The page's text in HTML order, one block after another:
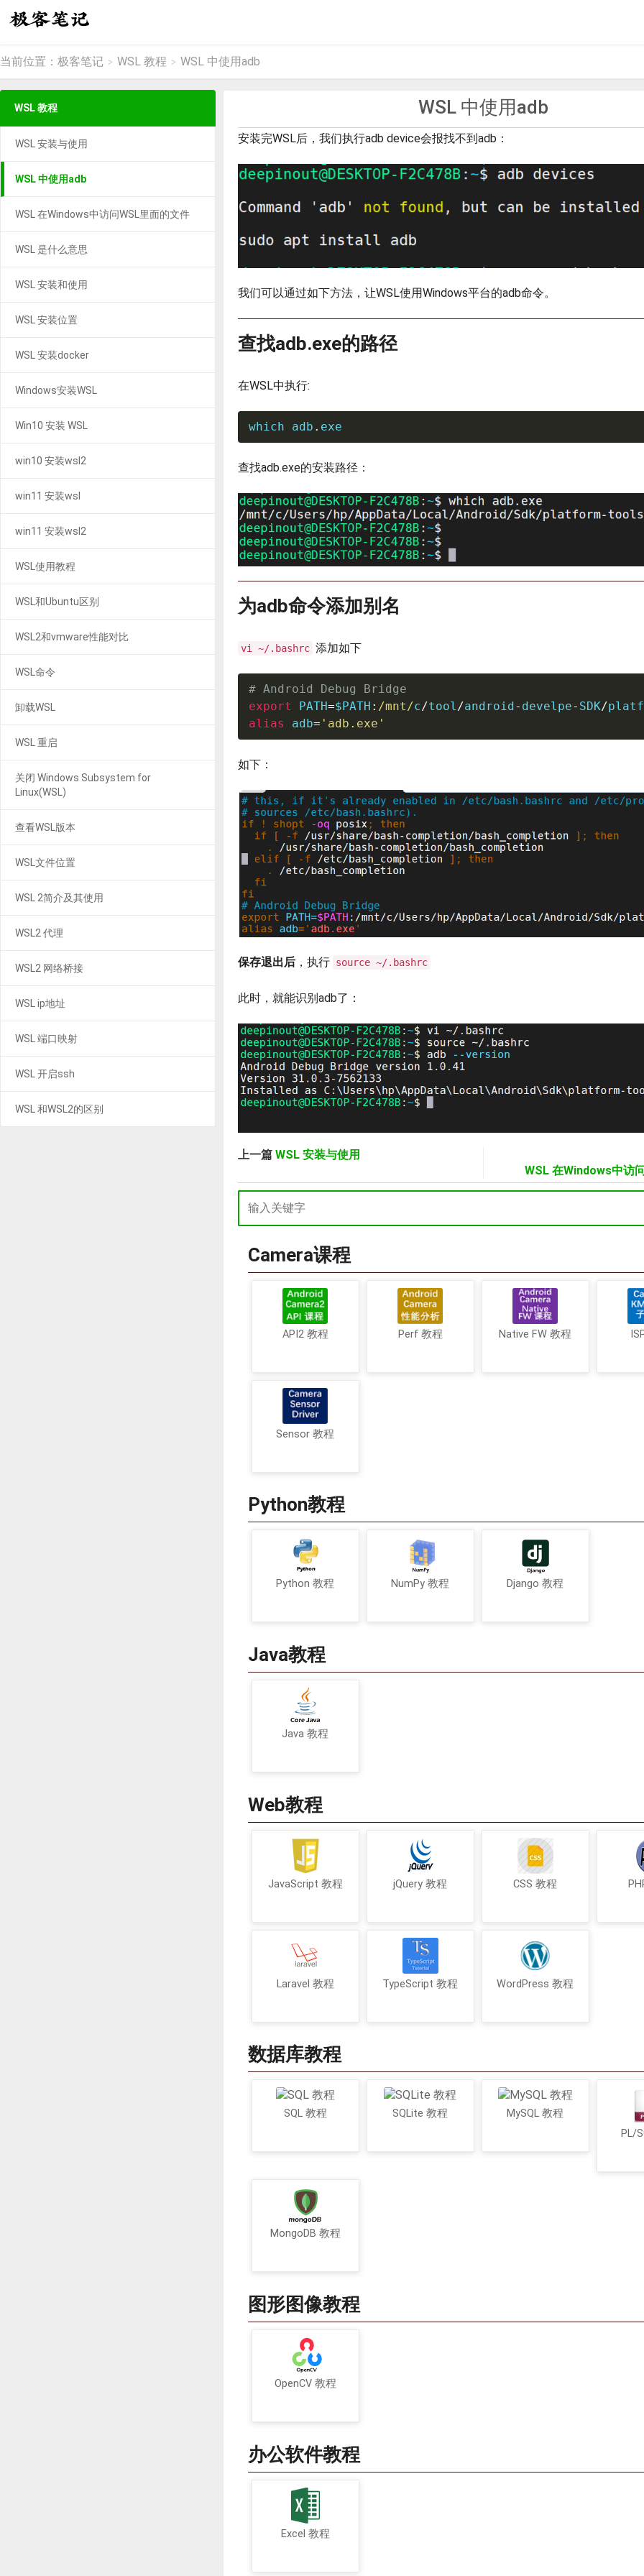
当前位置： 极客笔记 > WSL 教程 > WSL 中使用adb
WSL 中使用adb
安装完WSL后，我们执行adb device会报找不到adb：
我们可以通过如下方法，让WSL使用Windows平台的adb命令。
查找adb.exe的路径
在WSL中执行:
which adb . exe
查找adb.exe的安装路径：
为adb命令添加别名
vi ~/.bashrc 添加如下
# Android Debug Bridge
export
PATH=$PATH : /mnt/c/tool /android- develpe- SDK/
alias
adb= 'adb.exe'
如下：
保存退出后 ，执行 source ~/.bashrc
此时，就能识别adb了：
上一篇 WSL 安装与使用
WSL 在Windows中访
Camera课程
API2 教程 Perf 教程 Native FW 教程
Sensor 教程
Python教程
Python 教程 NumPy 教程 Django 教程
Java教程
Java 教程
Web教程
JavaScript 教程 jQuery 教程 CSS 教程
Laravel 教程 TypeScript 教程 WordPress 教程
数据库教程
SQL 教程 SQLite 教程
MySQL 教程
PL/
MongoDB 教程
图形图像教程
OpenCV 教程
办公软件教程
Excel 教程
WSL 教程
WSL 安装与使用
WSL 中使用adb
WSL 在Windows中访问WSL里面的文件
WSL 是什么意思
WSL 安装和使用
WSL 安装位置
WSL 安装docker
Windows安装WSL
Win10 安装 WSL
win10 安装wsl2
win11 安装wsl
win11 安装wsl2
WSL使用教程
WSL和Ubuntu区别
WSL2和vmware性能对比
WSL命令
卸载WSL
WSL 重启
关闭 Windows Subsystem for
Linux(WSL)
查看WSL版本
WSL文件位置
WSL 2简介及其使用
WSL2 代理
WSL2 网络桥接
WSL ip地址
WSL 端口映射
WSL 开启ssh
WSL 和WSL2的区别